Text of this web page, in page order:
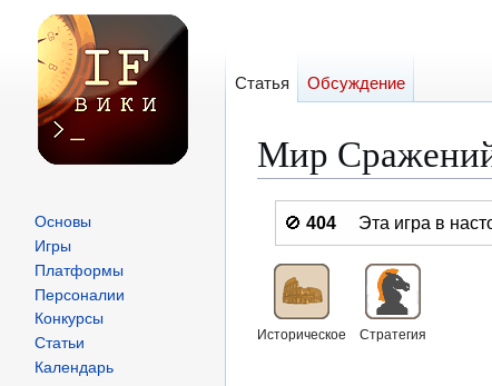
Мир
Перейти
навигации
Перейти
поиску
🚫404 Эта игра в
Историческое Стратегия
Статья Обсуждение
Основы
Игры
Платформы
Персоналии
Конкурсы
Статьи
Календарь